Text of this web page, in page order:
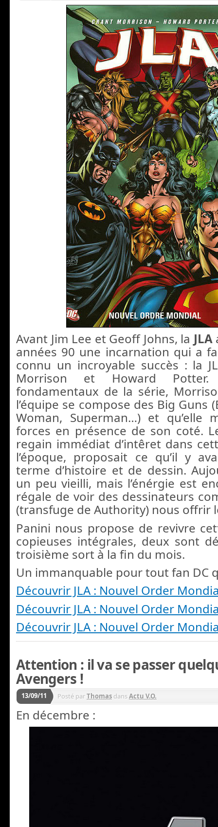
Avant Jim Lee et Geoff Johns, la JLA
années 90 une incarnation qui a
connu un incroyable succès : la
Morrison et Howard Potter.
fondamentaux de la série,
l’équipe se compose des Big Guns
Woman, Superman…) et qu’elle
forces en présence de son coté.
regain immédiat d’intêret dans
l’époque, proposait ce qu’il y
terme d’histoire et de dessin.
un peu vieilli, mais l’énérgie est
régale de voir des dessinateurs
(transfuge de Authority) nous offrir
Panini nous propose de revivre
copieuses intégrales, deux sont
troisième sort à la fin du mois.
Un immanquable pour tout fan DC
Découvrir JLA : Nouvel Order
Découvrir JLA : Nouvel Order
Découvrir JLA : Nouvel Order
Attention : il va se passer
Avengers !
13/09/11 Posté parThomas dansActu V.O.
En décembre :